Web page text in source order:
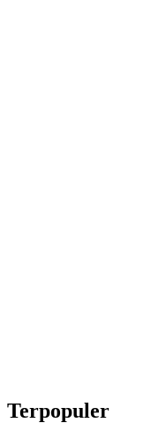
Terpopuler